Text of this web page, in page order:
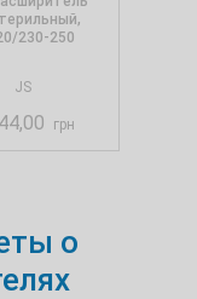
230-250
JS
грн
о